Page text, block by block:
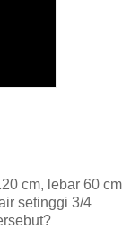
cm, lebar 60 cm
setinggi 3/4